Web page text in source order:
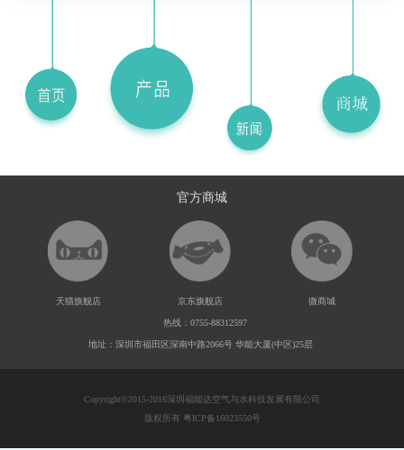
官方商城
天猫旗舰店 京东旗舰店 微商城
热线：0755-88312597
地址：深圳市福田区深南中路2066号 华能大厦(中区)25层
Copyright©2015-2016深圳福能达空气与水科技发展有限公司
版权所有 粤ICP备16023550号